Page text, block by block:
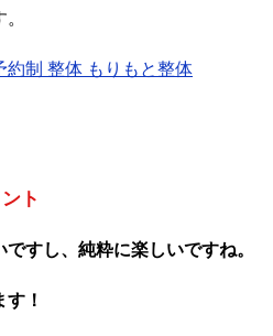
制 整体 もりもと整体
ト
すし、純粋に楽しいですね。
！